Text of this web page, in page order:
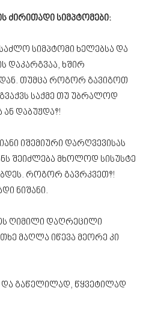
ძირითადი სიმპტომები:
სიმპტომი ხელებსა და
დაკარგვაა, ხშირ
თუმცა როგორ გავიგოთ
საქმე თუ უბრალოდ
ან დაბუჟდა?!
იშემიური დარღვევისას
შეიძლება მხოლოდ სისუსტე
როგორ გავრკვეთ?!
ნიშანი.
ღიმილი დაღრეცილი
მაღლა იწევა მეორე კი
და გაწელილად, წყვეტილად